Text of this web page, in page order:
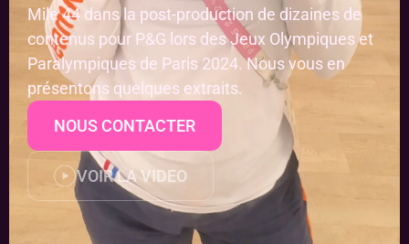
Mile 44 dans la post-production de dizaines de
contenus pour P&G lors des Jeux Olympiques et
Paralympiques de Paris 2024. Nous vous en
présentons quelques extraits.
NOUS CONTACTER
VOIR LA VIDEO